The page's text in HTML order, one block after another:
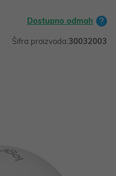
Dostupno odmah
Šifra proizvoda:30032003